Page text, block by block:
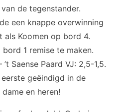
de tegenstander.
een knappe overwinning
Koomen op bord 4.
1 remise te maken.
Saense Paard VJ: 2,5-1,5.
geëindigd in de
en heren!